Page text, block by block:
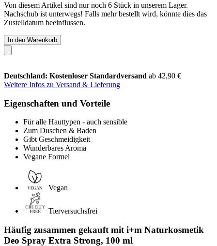
Von diesem Artikel sind nur noch 6 Stück in unserem Lager.
Nachschub ist unterwegs! Falls mehr bestellt wird, könnte dies das
Zustelldatum beeinflussen.
In den Warenkorb
Deutschland: Kostenloser Standardversand ab 42,90 €
Weitere Infos zu Versand & Lieferung
Eigenschaften und Vorteile
Für alle Hauttypen - auch sensible
Zum Duschen & Baden
Gibt Geschmeidigkeit
Wunderbares Aroma
Vegane Formel
Vegan
Tierversuchsfrei
Häufig zusammen gekauft mit i+m Naturkosmetik
Deo Spray Extra Strong, 100 ml